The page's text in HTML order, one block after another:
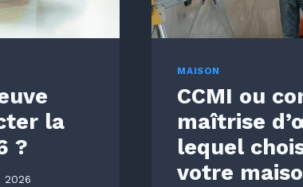
la
?
2026
MAISON
CCMI ou
maîtrise
lequel
votre